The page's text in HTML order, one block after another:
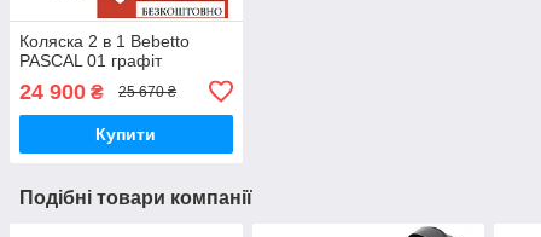
Коляска 2 в 1 Bebetto
PASCAL 01 графіт
24 900 ₴ 25 670 ₴
Купити
Подібні товари компанії